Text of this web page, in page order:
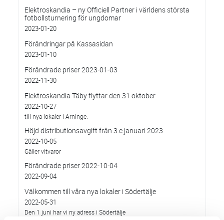
Elektroskandia – ny Officiell Partner i världens största
fotbollsturnering för ungdomar
2023-01-20
Förändringar på Kassasidan
2023-01-10
Förändrade priser 2023-01-03
2022-11-30
Elektroskandia Täby flyttar den 31 oktober
2022-10-27
till nya lokaler i Arninge.
Höjd distributionsavgift från 3:e januari 2023
2022-10-05
Gäller vitvaror
Förändrade priser 2022-10-04
2022-09-04
Välkommen till våra nya lokaler i Södertälje
2022-05-31
Den 1 juni har vi ny adress i Södertälje